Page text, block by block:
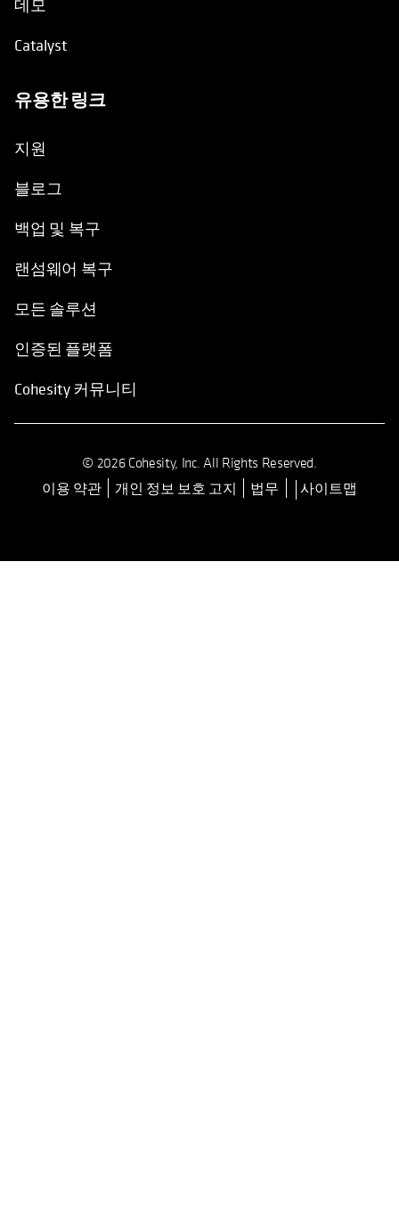
데모
Catalyst
유용한 링크
지원
블로그
백업 및 복구
랜섬웨어 복구
모든 솔루션
인증된 플랫폼
Cohesity 커뮤니티
© 2026 Cohesity, Inc. All Rights Reserved.
이용 약관 opens in a new tab
개인 정보 보호 고지 법무 사이트맵